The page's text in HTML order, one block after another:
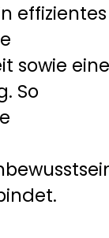
effizientes
sowie eine
So